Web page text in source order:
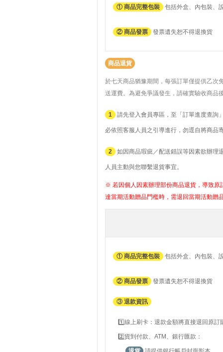
① 商品完整包裝 包括外盒、內包裝、
② 商品發票 發票遺失恕不得退換貨
商品退貨
於七天商品猶豫期間，每張訂單僅提供乙次
送運費。 為避免爭議發生，請確實驗收商品
1 請先登入會員專區，至「訂單進度查詢
必依照客服人員之引導進行，勿逕自將商品
2 如因商品瑕疵／配送錯誤等因素欲辦理
人員主動與您聯繫退貨事宜。
※ 若因個人因素辦理部份商品退貨，導致原
達當期活動贈品門檻時，需退回當期活動贈
① 商品完整包裝 包括外盒、內包裝、
② 商品發票 發票遺失恕不得退換貨
③ 退款資訊
1️⃣線上刷卡：退款金額將直接退回原訂
2️⃣貨到付款、ATM、銀行匯款：